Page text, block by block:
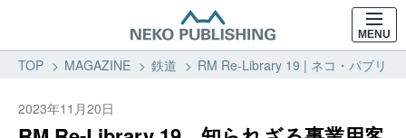
MENU
TOP MAGAZINE 鉄道 RM Re-Library 19 | ネコ・パブリ
2023年11月20日